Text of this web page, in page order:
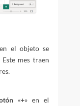
el objeto se
mes traen
«+» en el